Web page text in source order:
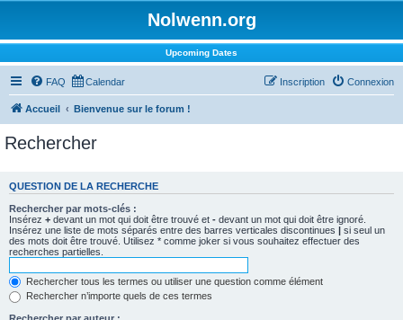
Nolwenn.org
Upcoming Dates
FAQ Calendar Connexion
Inscription
Accueil Bienvenue sur le forum !
Rechercher
QUESTION DE LA RECHERCHE
Rechercher par mots-clés :
Insérez + devant un mot qui doit être trouvé et - devant un mot qui doit être ignoré.
Insérez une liste de mots séparés entre des barres verticales discontinues | si seul un
des mots doit être trouvé. Utilisez * comme joker si vous souhaitez effectuer des
recherches partielles.
Rechercher tous les termes ou utiliser une question comme élément
Rechercher n’importe quels de ces termes